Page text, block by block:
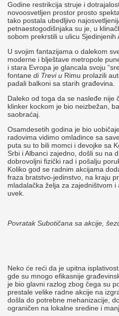
Godine restrikcija struje i
novoosvetljen prostor prosto
tako postala ubedljivo
petnaestogodišnjaka su je, u
sobom prekrstili u ulicu Sjedinjenih
U svojim fantazijama o dalekom
moderne i blještave metropole
i stara Evropa je glancala svoju
fontane di Trevi u Rimu prolazili
padali balkoni sa starih građevina.
Daleko od toga da se nasleđe nije
klinker kockom je bio neizbežan,
saobraćaj.
Osamdesetih godina je bio
radovima vidimo omladince sa
puta su to bili momci i devojke sa
Srbi i Albanci zajedno, došli su na
dobrovoljni fizički rad i pošalju
Koliko god se radnim akcijama
fraza bratstvo-jedinstvo, na kraju
mladalačka želja za zajedništvom
uvek.
Povratak Subotičana sa akcije,
Neko će reći da je upitna
gde su mnogo efikasnije
je bio glavni razlog zbog čega su
prestale velike radne akcije na
došla do potrebne mehanizacije,
ograničen na lokalne sredine i